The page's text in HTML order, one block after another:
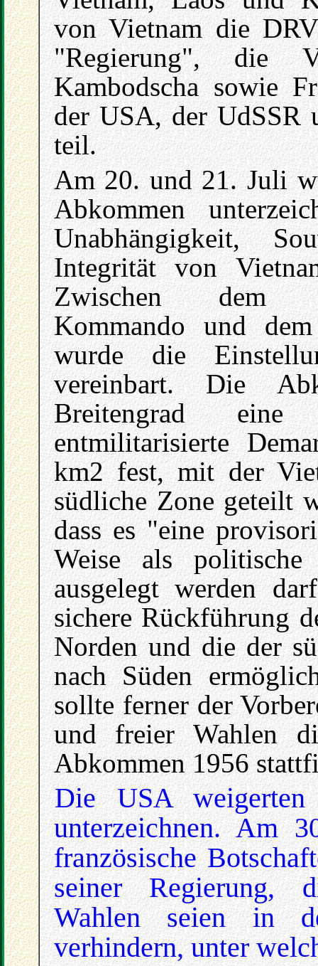
von Vietnam die
"Regierung", die
Kambodscha sowie
der USA, der UdSSR
teil.
Am 20. und 21. Juli
Abkommen
Unabhängigkeit,
Integrität von
Zwischen dem
Kommando und
wurde die
vereinbart. Die
Breitengrad
entmilitarisierte
km2 fest, mit der
südliche Zone geteilt
dass es "eine
Weise als
ausgelegt werden
sichere Rückführung
Norden und die der
nach Süden
sollte ferner der
und freier Wahlen
Abkommen 1956
Die USA
unterzeichnen. Am
französische
seiner Regierung,
Wahlen seien in
verhindern, unter